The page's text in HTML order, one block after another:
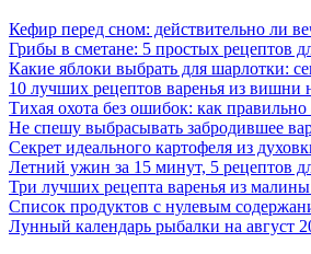
Кефир перед сном: действительно ли
Грибы в сметане: 5 простых рецептов
Какие яблоки выбрать для шарлотки:
10 лучших рецептов варенья из вишни
Тихая охота без ошибок: как
Не спешу выбрасывать забродившее
Секрет идеального картофеля из
Летний ужин за 15 минут, 5 рецептов
Три лучших рецепта варенья из
Список продуктов с нулевым
Лунный календарь рыбалки на август